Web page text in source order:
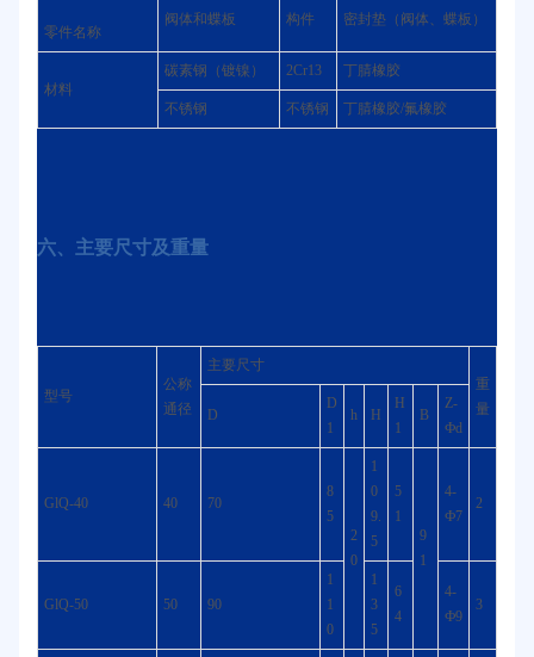
零件名称
阀体和蝶板 构件 密封垫（阀体、蝶板）
材料
碳素钢（镀镍） 2Cr13 丁腈橡胶
不锈钢 不锈钢 丁腈橡胶/氟橡胶
六、主要尺寸及重量
型号
公称
通径
主要尺寸
重
量
D
D
1
h H
H
1
B
Z-
Фd
GlQ-40 40 70
8
5
2
0
1
0
9.
5
5
1
9
1
4-
Ф7
2
GlQ-50 50 90
1
1
0
1
3
5
6
4
4-
Ф9
3